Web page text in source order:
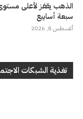
الذهب يقفز لأعلى
سبعة أسابيع
أغسطس 8, 2026
تغذية الشبكات